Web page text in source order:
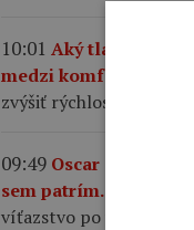
10:01 Aký tlak by ste
medzi komfortom a
zvýšiť rýchlosť,
09:49 Oscar Onley
sem patrím.
23-
víťazstvo po vážnom